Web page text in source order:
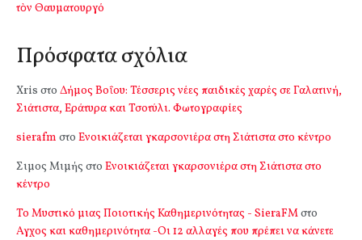
τὸν Θαυματουργό
Πρόσφατα σχόλια
Xris στο Δήμος Βοΐου: Τέσσερις νέες παιδικές χαρές σε Γαλατινή,
Σιάτιστα, Εράτυρα και Τσοτύλι. Φωτογραφίες
sierafm στο Ενοικιάζεται γκαρσονιέρα στη Σιάτιστα στο κέντρο
Σιμος Μιμής στο Ενοικιάζεται γκαρσονιέρα στη Σιάτιστα στο
κέντρο
Το Μυστικό μιας Ποιοτικής Καθημερινότητας - SieraFMστο
Αγχος και καθημερινότητα -Οι 12 αλλαγές που πρέπει να κάνετε